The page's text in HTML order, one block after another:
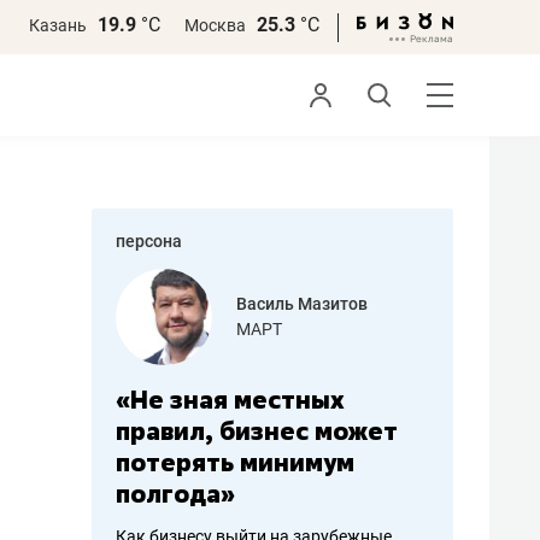
Казань 19.9 °С Москва 25.3 °С
персона
Василь Мазитов
МАРТ
«Не зная местных
правил, бизнес может
потерять минимум
полгода»